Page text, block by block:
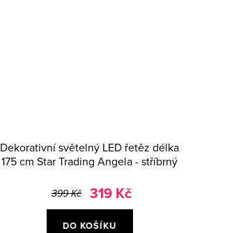
Dekorativní světelný LED řetěz délka
175 cm Star Trading Angela - stříbrný
399 Kč 319 Kč
DO KOŠÍKU